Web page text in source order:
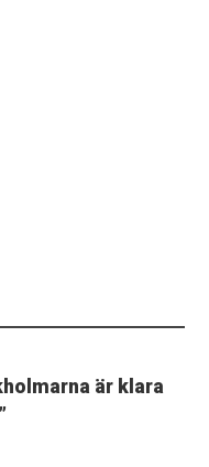
är klara